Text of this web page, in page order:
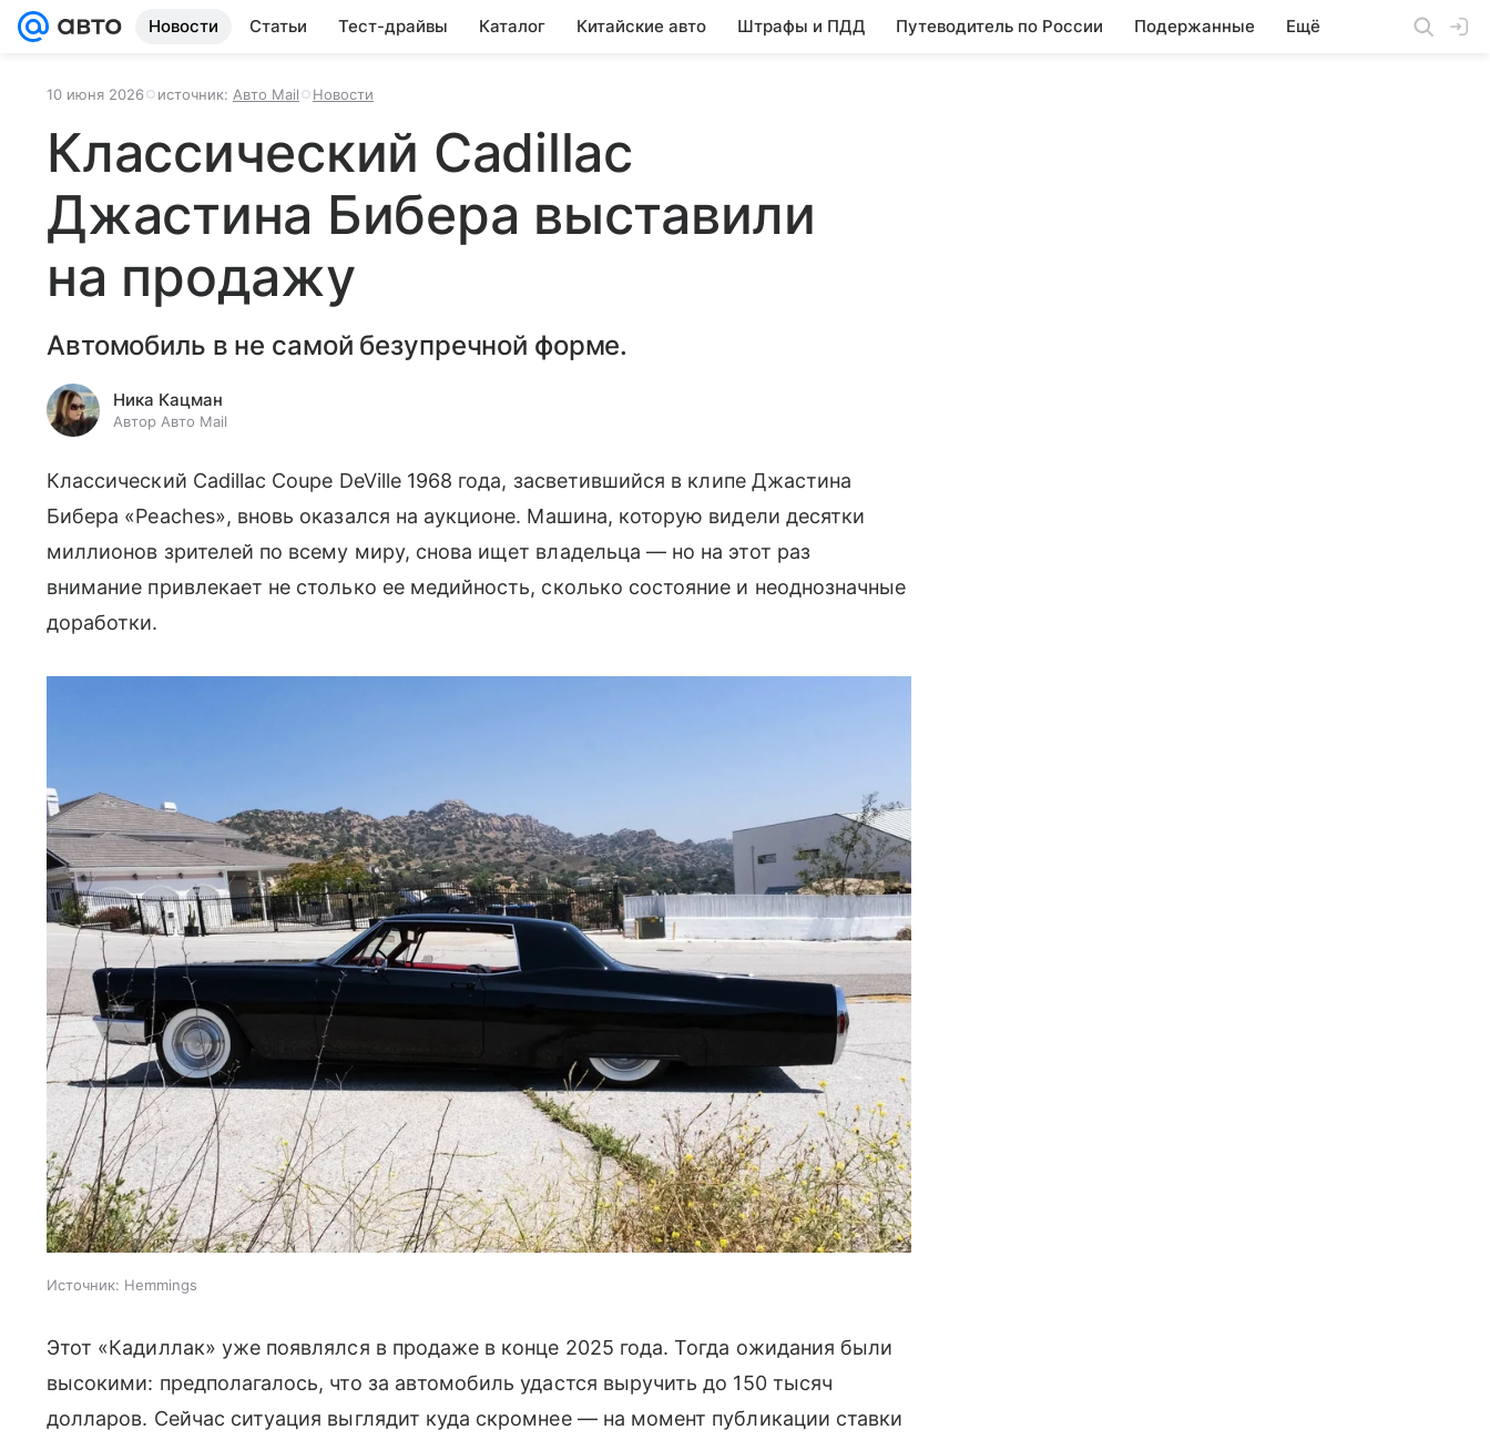
Новости Статьи Тест-драйвы Каталог Китайские авто Штрафы и ПДД Путеводитель по России Подержанные Ещё
10 июня 2026 источник: Авто Mail Новости
Классический Cadillac
Джастина Бибера выставили
на продажу
Автомобиль в не самой безупречной форме.
Ника Кацман
Автор Авто Mail
Классический Cadillac Coupe DeVille 1968 года, засветившийся в клипе Джастина
Бибера «Peaches», вновь оказался на аукционе. Машина, которую видели десятки
миллионов зрителей по всему миру, снова ищет владельца — но на этот раз
внимание привлекает не столько ее медийность, сколько состояние и неоднозначные
доработки.
Источник: Hemmings
Этот «Кадиллак» уже появлялся в продаже в конце 2025 года. Тогда ожидания были
высокими: предполагалось, что за автомобиль удастся выручить до 150 тысяч
долларов. Сейчас ситуация выглядит куда скромнее — на момент публикации ставки